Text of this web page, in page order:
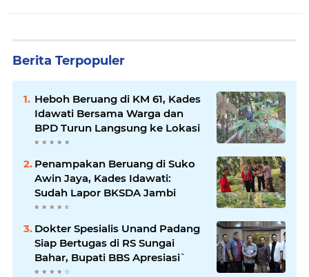
Berita Terpopuler
Heboh Beruang di KM 61, Kades
Idawati Bersama Warga dan
BPD Turun Langsung ke Lokasi
Penampakan Beruang di Suko
Awin Jaya, Kades Idawati:
Sudah Lapor BKSDA Jambi
Dokter Spesialis Unand Padang
Siap Bertugas di RS Sungai
Bahar, Bupati BBS Apresiasi`